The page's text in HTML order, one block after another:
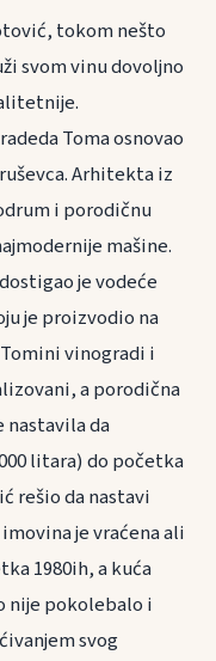
tokom nešto
svom vinu dovoljno
Toma osnovao
Arhitekta iz
i porodičnu
mašine.
je vodeće
je proizvodio na
vinogradi i
a porodična
nastavila da
litara) do početka
rešio da nastavi
je vraćena ali
1980ih, a kuća
nije pokolebalo i
svog